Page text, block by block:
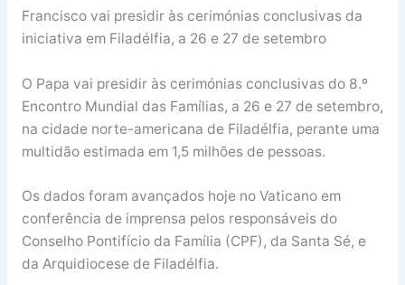
Francisco vai presidir às cerimónias conclusivas da
iniciativa em Filadélfia, a 26 e 27 de setembro
O Papa vai presidir às cerimónias conclusivas do 8.º
Encontro Mundial das Famílias, a 26 e 27 de setembro,
na cidade norte-americana de Filadélfia, perante uma
multidão estimada em 1,5 milhões de pessoas.
Os dados foram avançados hoje no Vaticano em
conferência de imprensa pelos responsáveis do
Conselho Pontifício da Família (CPF), da Santa Sé, e
da Arquidiocese de Filadélfia.